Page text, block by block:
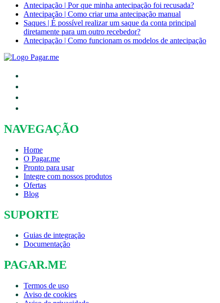
Antecipação | Por que minha antecipação foi recusada?
Antecipação | Como criar uma antecipação manual
Saques | É possível realizar um saque da conta principal
diretamente para um outro recebedor?
Antecipação | Como funcionam os modelos de antecipação
NAVEGAÇÃO
Home
O Pagar.me
Pronto para usar
Integre com nossos produtos
Ofertas
Blog
SUPORTE
Guias de integração
Documentação
PAGAR.ME
Termos de uso
Aviso de cookies